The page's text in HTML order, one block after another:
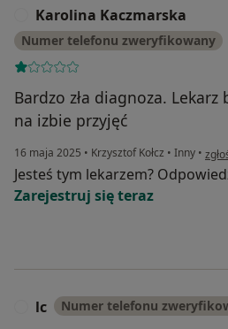
Karolina Kaczmarska
Numer telefonu zweryfikowany
Bardzo zła diagnoza.
na izbie przyjęć
16 maja 2025 • Krzysztof Kołcz • Inny • w
Jesteś tym lekarzem?
Zarejestruj się teraz
lc Numer telefonu